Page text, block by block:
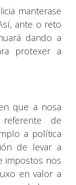
manterase
ante o reto
dando a
protexer a
que a nosa
referente de
a política
de levar a
impostos nos
en valor a